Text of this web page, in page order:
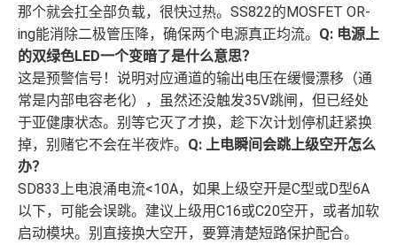
那个就会扛全部负载，很快过热。SS822的MOSFET OR-
ing能消除二极管压降，确保两个电源真正均流。 Q: 电源上
的双绿色LED一个变暗了是什么意思？
这是预警信号！说明对应通道的输出电压在缓慢漂移（通
常是内部电容老化），虽然还没触发35V跳闸，但已经处
于亚健康状态。别等它灭了才换，趁下次计划停机赶紧换
掉，别赌它不会在半夜炸。 Q: 上电瞬间会跳上级空开怎么
办？
SD833上电浪涌电流<10A，如果上级空开是C型或D型6A
以下，可能会误跳。建议上级用C16或C20空开，或者加软
启动模块。别直接换大空开，要算清楚短路保护配合。